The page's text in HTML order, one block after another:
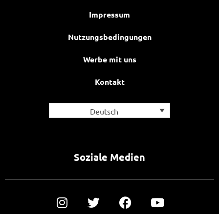
Impressum
Nutzungsbedingungen
Werbe mit uns
Kontakt
Deutsch
Soziale Medien